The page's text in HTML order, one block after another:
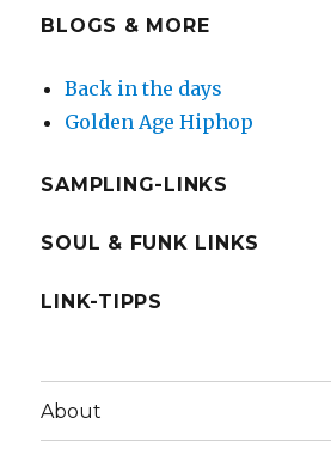
BLOGS & MORE
Back in the days
Golden Age Hiphop
SAMPLING-LINKS
SOUL & FUNK LINKS
LINK-TIPPS
About